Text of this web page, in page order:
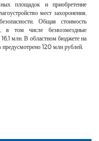
площадок и приобретение
мест захоронения,
Общая стоимость
в том числе безвозмездные
млн. В областном бюджете на
120 млн рублей.